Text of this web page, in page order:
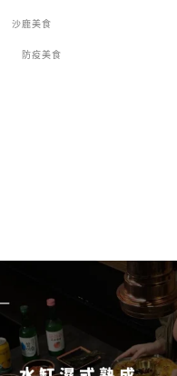
沙鹿美食
防疫美食